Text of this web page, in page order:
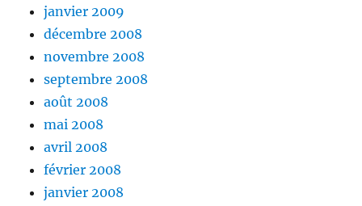
janvier 2009
décembre 2008
novembre 2008
septembre 2008
août 2008
mai 2008
avril 2008
février 2008
janvier 2008